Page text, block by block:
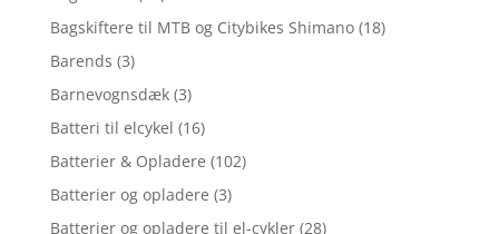
Bagskiftere til MTB og Citybikes Shimano (18)
Barends (3)
Barnevognsdæk (3)
Batteri til elcykel (16)
Batterier & Opladere (102)
Batterier og opladere (3)
Batterier og opladere til el-cykler (28)